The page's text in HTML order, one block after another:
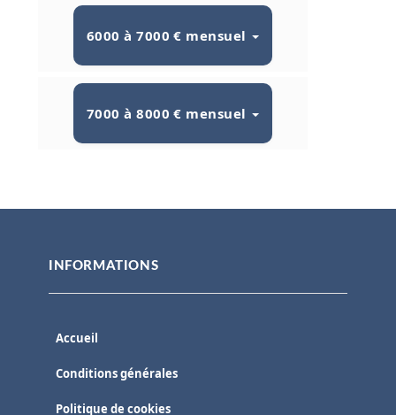
6000 à 7000 € mensuel
7000 à 8000 € mensuel
INFORMATIONS
Accueil
Conditions générales
Politique de cookies